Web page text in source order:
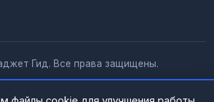
Гид. Все права защищены.